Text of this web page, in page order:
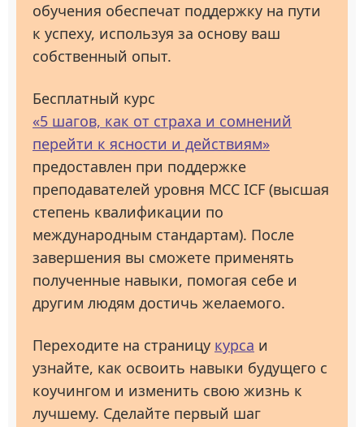
обучения обеспечат поддержку на пути
к успеху, используя за основу ваш
собственный опыт.
Бесплатный курс
«5 шагов, как от страха и сомнений
перейти к ясности и действиям»
предоставлен при поддержке
преподавателей уровня МСС ICF (высшая
степень квалификации по
международным стандартам). После
завершения вы сможете применять
полученные навыки, помогая себе и
другим людям достичь желаемого.
Переходите на страницу курса и
узнайте, как освоить навыки будущего с
коучингом и изменить свою жизнь к
лучшему. Сделайте первый шаг